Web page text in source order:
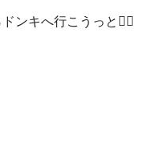
ンキへ行こうっと🏃‍♀️